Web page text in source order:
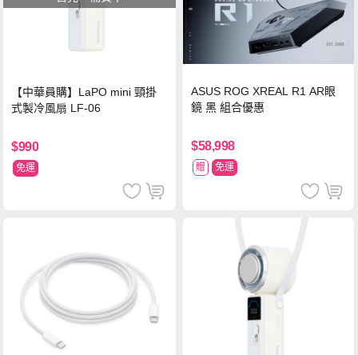
【中華員購】LaPO mini 頸掛
式製冷風扇 LF-06
$990
免運
ASUS ROG XREAL R1 AR眼
鏡 黑 組合優惠
$58,998
贈 免運